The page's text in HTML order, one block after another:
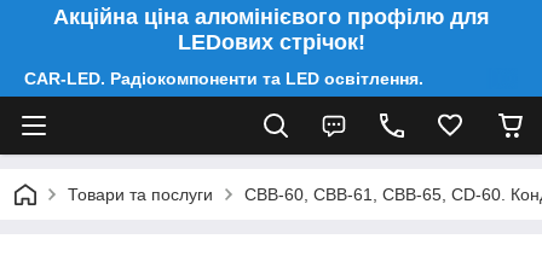
Акційна ціна алюмінієвого профілю для
LEDових стрічок!
CAR-LED. Радіокомпоненти та LED освітлення.
Товари та послуги CBB-60, CBB-61, CBB-65, CD-60.